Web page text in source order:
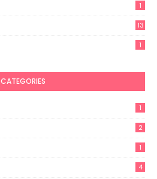
1
13
1
CATEGORIES
1
2
1
4